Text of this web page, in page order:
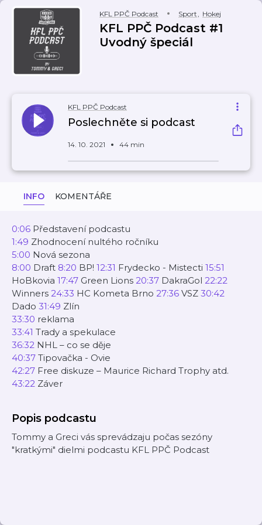
KFL PPČ Podcast Sport, Hokej
KFL PPČ Podcast #1
Uvodný špeciál
KFL PPČ Podcast
Poslechněte si podcast
14. 10. 2021 44 min
INFO KOMENTÁŘE
0:06 Představení podcastu
1:49 Zhodnocení nultého ročníku
5:00 Nová sezona
8:00 Draft 8:20 BP! 12:31 Frydecko - Mistecti 15:51
HoBkovia 17:47 Green Lions 20:37 DakraGol 22:22
Winners 24:33 HC Kometa Brno 27:36 VSZ 30:42
Dado 31:49 Zlín
33:30 reklama
33:41 Trady a spekulace
36:32 NHL – co se děje
40:37 Tipovačka - Ovie
42:27 Free diskuze – Maurice Richard Trophy atd.
43:22 Záver
Popis podcastu
Tommy a Greci vás sprevádzaju počas sezóny
"kratkými" dielmi podcastu KFL PPČ Podcast